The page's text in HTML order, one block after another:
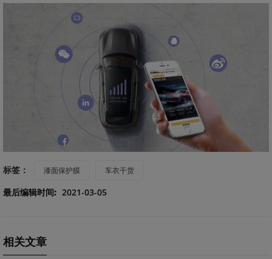
标签： 漆面保护膜 车衣干货
最后编辑时间: 2021-03-05
相关文章